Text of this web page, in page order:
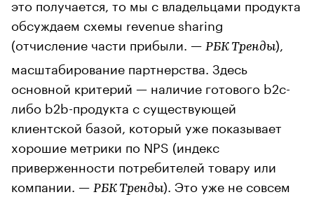
это получается, то мы с владельцами продукта
обсуждаем схемы revenue sharing
(отчисление части прибыли. — РБК Тренды),
масштабирование партнерства. Здесь
основной критерий — наличие готового b2c-
либо b2b-продукта с существующей
клиентской базой, который уже показывает
хорошие метрики по NPS (индекс
приверженности потребителей товару или
компании. — РБК Тренды). Это уже не совсем